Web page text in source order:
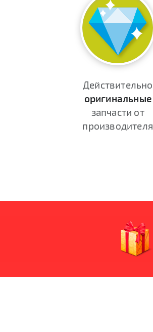
Действительно
оригинальные
запчасти от
производителя